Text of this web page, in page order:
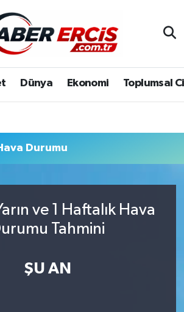
Dünya Ekonomi Toplumsal
Durumu
ve 1 Haftalık Hava
Tahmini
ŞU AN